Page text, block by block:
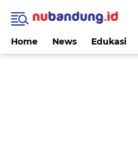
Home News Edukasi